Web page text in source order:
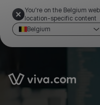
You're on the Belgium
location-specific content
Belgium
Link to the homepage